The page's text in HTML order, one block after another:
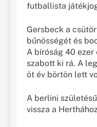
futballista
Gersbeck a
bűnösségét és
A bíróság 40
szabott ki rá. A
öt év börtön lett
A berlini
vissza a